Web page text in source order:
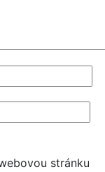
stránku